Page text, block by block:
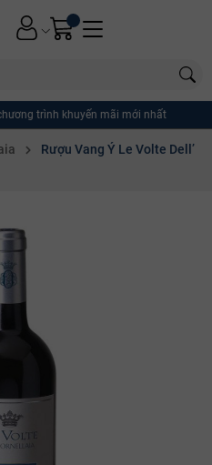
trình khuyến mãi mới nhất
Rượu Vang Ý Le Volte Dell’